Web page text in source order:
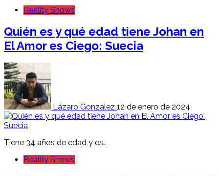
Reality Shows
Quién es y qué edad tiene Johan en
El Amor es Ciego: Suecia
Lázaro González 12 de enero de 2024
Tiene 34 años de edad y es…
Reality Shows